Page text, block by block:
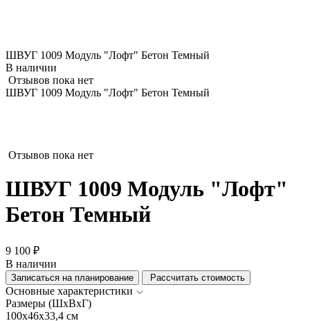
ШВУГ 1009 Модуль "Лофт" Бетон Темный
В наличии
Отзывов пока нет
ШВУГ 1009 Модуль "Лофт" Бетон Темный
Отзывов пока нет
ШВУГ 1009 Модуль "Лофт"
Бетон Темный
9 100 ₽
В наличии
Записаться на планирование Рассчитать стоимость
Основные характеристики
Размеры (ШхВхГ)
100x46x33,4 см